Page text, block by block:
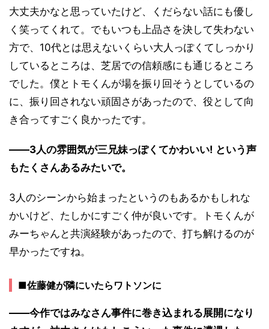
大丈夫かなと思っていたけど、くだらない話にも優し
く笑ってくれて。でもいつも上品さを決して失わない
方で、10代とは思えないくらい大人っぽくてしっかり
しているところは、芝居での信頼感にも通じるところ
でした。僕とトモくんが場を振り回そうとしているの
に、振り回されない頑固さがあったので、役として向
き合ってすごく良かったです。
――3人の雰囲気が三兄妹っぽくてかわいい! という声
もたくさんあるみたいで。
3人のシーンから始まったというのもあるかもしれな
かいけど、たしかにすごく仲が良いです。トモくんが
みーちゃんと共演経験があったので、打ち解けるのが
早かったですね。
■佐藤健が隣にいたらワトソンに
――今作ではみなさん事件に巻き込まれる展開になり